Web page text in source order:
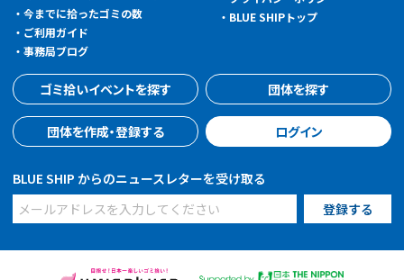
今までに拾ったゴミの数
ご利用ガイド
事務局ブログ
BLUE SHIPトップ
ゴミ拾いイベントを探す 団体を探す
団体を作成・登録する ログイン
BLUE SHIP からのニュースレターを受け取る